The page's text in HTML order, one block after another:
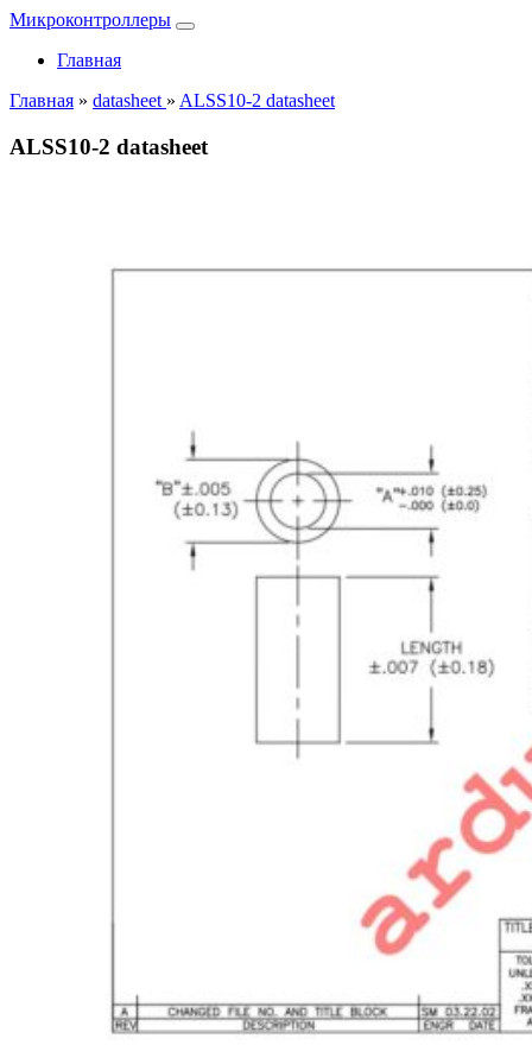
Микроконтроллеры
Главная
Главная » datasheet » ALSS10-2 datasheet
ALSS10-2 datasheet